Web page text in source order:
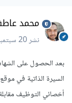
محمد
نشر20 سبتمبر 2025
بعد الحصول على
أخصائي التوظيف